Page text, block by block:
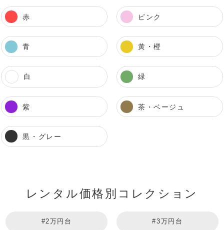
赤 ピンク
青 黃・橙
白 緑
紫 茶・ベージュ
黒・グレー
レンタル価格別コレクション
#2万円台 #3万円台